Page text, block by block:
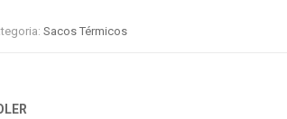
Sacos Térmicos